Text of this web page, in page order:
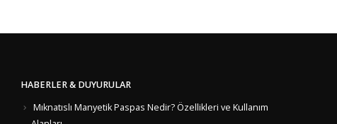
HABERLER & DUYURULAR
Mıknatıslı Manyetik Paspas Nedir? Özellikleri ve Kullanım